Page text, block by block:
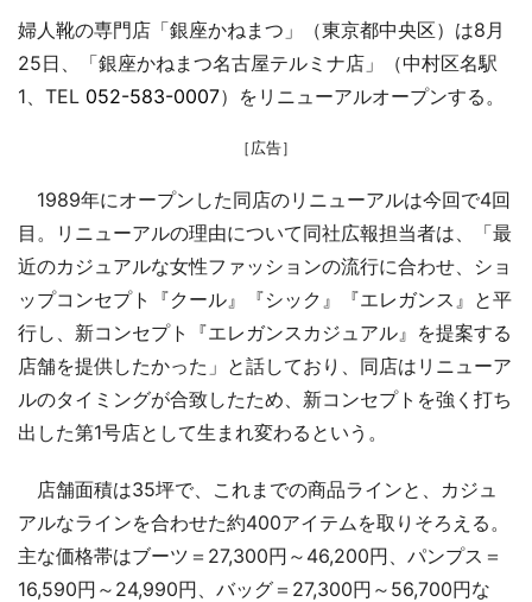
婦人靴の専門店「銀座かねまつ」（東京都中央区）は8月
25日、「銀座かねまつ名古屋テルミナ店」（中村区名駅
1、TEL 052-583-0007）をリニューアルオープンする。
［広告］
1989年にオープンした同店のリニューアルは今回で4回
目。リニューアルの理由について同社広報担当者は、「最
近のカジュアルな女性ファッションの流行に合わせ、ショ
ップコンセプト『クール』『シック』『エレガンス』と平
行し、新コンセプト『エレガンスカジュアル』を提案する
店舗を提供したかった」と話しており、同店はリニューア
ルのタイミングが合致したため、新コンセプトを強く打ち
出した第1号店として生まれ変わるという。
店舗面積は35坪で、これまでの商品ラインと、カジュ
アルなラインを合わせた約400アイテムを取りそろえる。
主な価格帯はブーツ＝27,300円～46,200円、パンプス＝
16,590円～24,990円、バッグ＝27,300円～56,700円な